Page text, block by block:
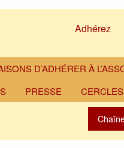
Adhérez
D’ADHÉRER À
PRESSE